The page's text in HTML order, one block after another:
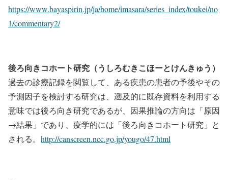
https://www.bayaspirin.jp/ja/home/imasara/series_index/toukei/no
1/commentary2/
後ろ向きコホート研究（うしろむきこほーとけんきゅう）
過去の診療記録を閲覧して、ある疾患の患者の予後やその
予測因子を検討する研究は、遡及的に既存資料を利用する
意味では後ろ向き研究であるが、因果推論の方向は「原因
→結果」であり、疫学的には「後ろ向きコホート研究」と
される。 http://canscreen.ncc.go.jp/yougo/47.html